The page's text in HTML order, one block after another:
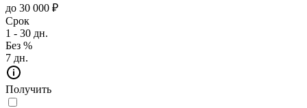
до 30 000 ₽
Срок
1 - 30 дн.
Без %
7 дн.
Получить